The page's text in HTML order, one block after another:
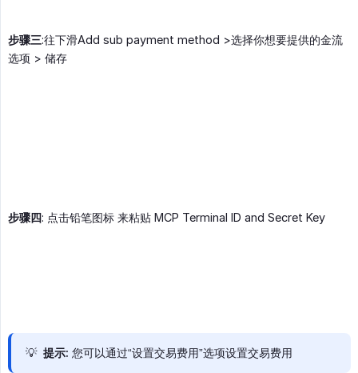
步骤三:往下滑Add sub payment method >选择你想要提供的金流
选项 > 储存
步骤四: 点击铅笔图标 来粘贴 MCP Terminal ID and Secret Key
💡 提示: 您可以通过“设置交易费用”选项设置交易费用